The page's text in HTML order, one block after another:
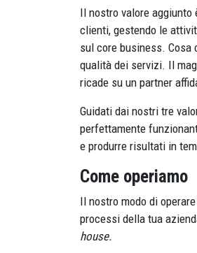
Il nostro valore
clienti, gestendo le
sul core business. Cosa
qualità dei servizi. Il
ricade su un partner
Guidati dai nostri tre
perfettamente
e produrre risultati in
Come operiamo
Il nostro modo di
processi della tua
house.